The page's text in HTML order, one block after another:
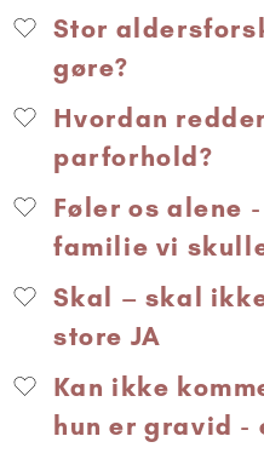
Stor
gøre?
Hvordan
parforhold?
Føler os alene
familie vi
Skal – skal
store JA
Kan ikke
hun er gravid -